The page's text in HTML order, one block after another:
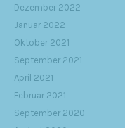
Dezember 2022
Januar 2022
Oktober 2021
September 2021
April 2021
Februar 2021
September 2020